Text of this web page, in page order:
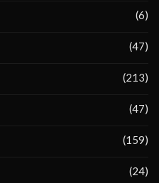
(6)
(47)
(213)
(47)
(159)
(24)